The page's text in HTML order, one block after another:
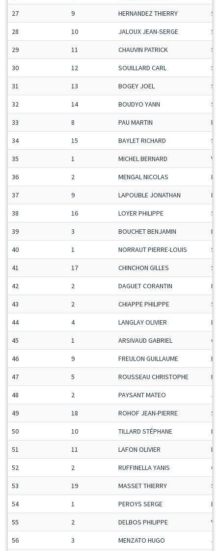
27 9 HERNANDEZ THIERRY
28 10 JALOUX JEAN-SERGE
29 11 CHAUVIN PATRICK
30 12 SOUILLARD CARL
31 13 BOGEY JOEL
32 14 BOUDYO YANN
33 8 PAU MARTIN
34 15 BAYLET RICHARD
35 1 MICHEL BERNARD
36 2 MENGAL NICOLAS
37 9 LAPOUBLE JONATHAN
38 16 LOYER PHILIPPE
39 3 BOUCHET BENJAMIN
40 1 NORRAUT PIERRE-LOUIS
41 17 CHINCHON GILLES
42 2 DAGUET CORANTIN
43 2 CHIAPPE PHILIPPE
44 4 LANGLAY OLIVIER
45 1 ARSIVAUD GABRIEL
46 9 FREULON GUILLAUME
47 5 ROUSSEAU CHRISTOPHE
48 2 PAYSANT MATEO
49 18 ROHOF JEAN-PIERRE
50 10 TILLARD STÉPHANE
51 11 LAFON OLIVIER
52 2 RUFFINELLA YANIS
53 19 MASSET THIERRY
54 1 PEROYS SERGE
55 2 DELBOS PHILIPPE
56 3 MENZATO HUGO